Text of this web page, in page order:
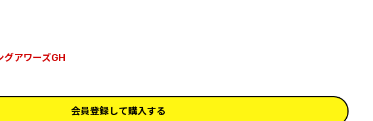
グアワーズGH
会員登録して購入する